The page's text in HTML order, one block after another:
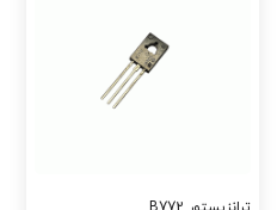
✔ دوام بالا و عملکرد پایدار
•درایورهای رله و موتورهای کوچک